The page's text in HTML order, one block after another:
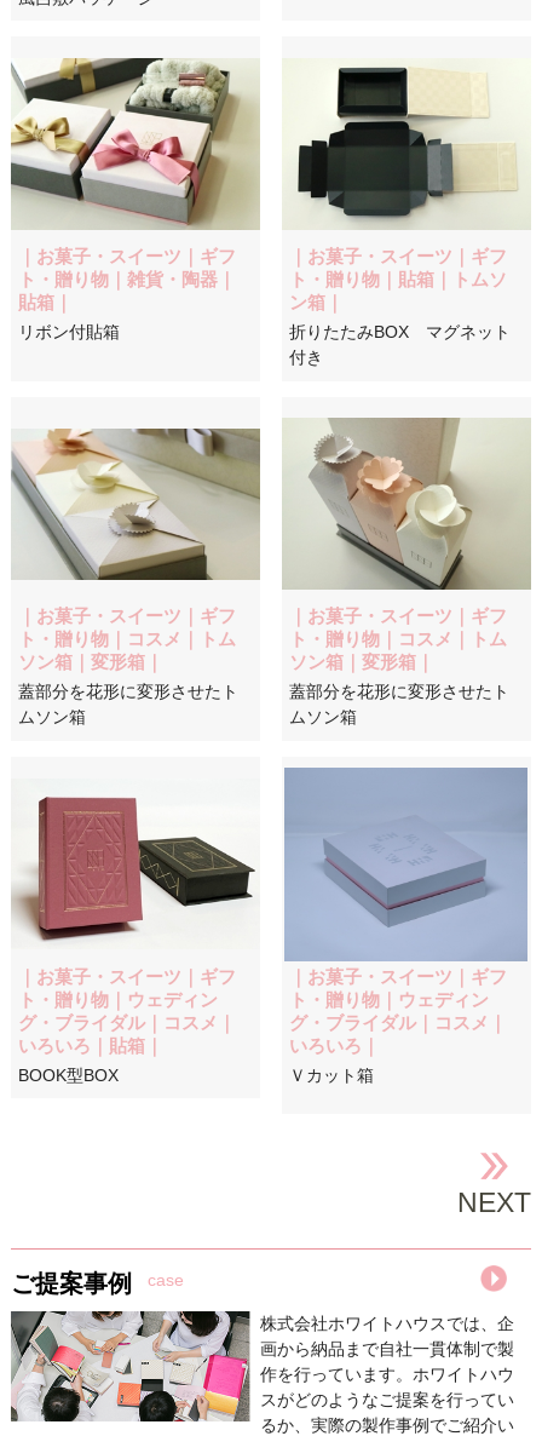
｜お菓子・スイーツ｜ギフ
ト・贈り物｜雑貨・陶器｜
貼箱｜
リボン付貼箱
｜お菓子・スイーツ｜ギフ
ト・贈り物｜貼箱｜トムソ
ン箱｜
折りたたみBOX マグネット
付き
｜お菓子・スイーツ｜ギフ
ト・贈り物｜コスメ｜トム
ソン箱｜変形箱｜
蓋部分を花形に変形させたト
ムソン箱
｜お菓子・スイーツ｜ギフ
ト・贈り物｜コスメ｜トム
ソン箱｜変形箱｜
蓋部分を花形に変形させたト
ムソン箱
｜お菓子・スイーツ｜ギフ
ト・贈り物｜ウェディン
グ・ブライダル｜コスメ｜
いろいろ｜貼箱｜
BOOK型BOX
｜お菓子・スイーツ｜ギフ
ト・贈り物｜ウェディン
グ・ブライダル｜コスメ｜
いろいろ｜
Ｖカット箱
NEXT
ご提案事例 case
株式会社ホワイトハウスでは、企
画から納品まで自社一貫体制で製
作を行っています。ホワイトハウ
スがどのようなご提案を行ってい
るか、実際の製作事例でご紹介い